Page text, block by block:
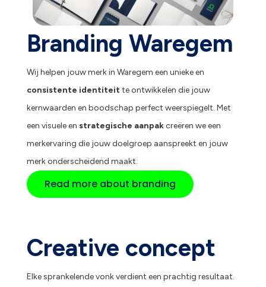
Branding Waregem
Wij helpen jouw merk in Waregem een unieke en
consistente identiteitte ontwikkelen die jouw
kernwaarden en boodschap perfect weerspiegelt. Met
een visuele en strategische aanpakcreëren we een
merkervaring die jouw doelgroep aanspreekt en jouw
merk onderscheidend maakt.
Read more about branding
Creative concept
Elke sprankelende vonk verdient een prachtig resultaat.